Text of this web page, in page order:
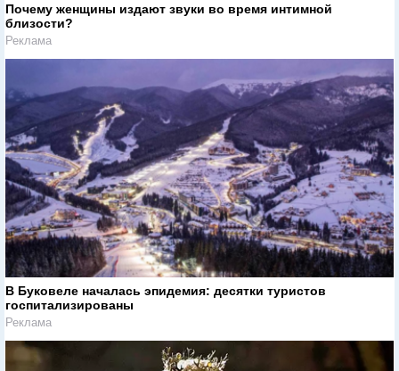
Почему женщины издают звуки во время интимной
близости?
Реклама
В Буковеле началась эпидемия: десятки туристов
госпитализированы
Реклама